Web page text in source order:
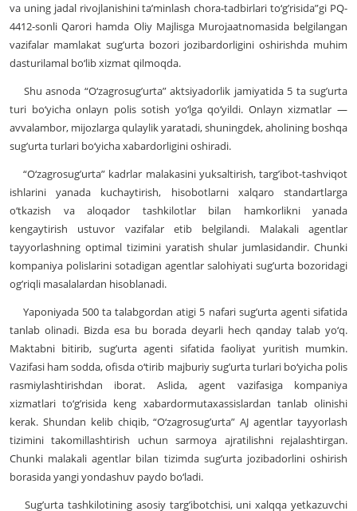
va uning jadal rivojlanishini ta’minlash chora-tadbirlari to‘g’risida”gi PQ-
4412-sonli Qarori hamda Oliy Majlisga Murojaatnomasida belgilangan
vazifalar mamlakat sug’urta bozori jozibardorligini oshirishda muhim
dasturilamal bo‘lib xizmat qilmoqda.
Shu asnoda “O‘zagrosug’urta” aktsiyadorlik jamiyatida 5 ta sug’urta
turi bo‘yicha onlayn polis sotish yo‘lga qo‘yildi. Onlayn xizmatlar —
avvalambor, mijozlarga qulaylik yaratadi, shuningdek, aholining boshqa
sug’urta turlari bo‘yicha xabardorligini oshiradi.
“O‘zagrosug’urta” kadrlar malakasini yuksaltirish, targ’ibot-tashviqot
ishlarini yanada kuchaytirish, hisobotlarni xalqaro standartlarga
o‘tkazish va aloqador tashkilotlar bilan hamkorlikni yanada
kengaytirish ustuvor vazifalar etib belgilandi. Malakali agentlar
tayyorlashning optimal tizimini yaratish shular jumlasidandir. Chunki
kompaniya polislarini sotadigan agentlar salohiyati sug’urta bozoridagi
og’riqli masalalardan hisoblanadi.
Yaponiyada 500 ta talabgordan atigi 5 nafari sug’urta agenti sifatida
tanlab olinadi. Bizda esa bu borada deyarli hech qanday talab yo‘q.
Maktabni bitirib, sug’urta agenti sifatida faoliyat yuritish mumkin.
Vazifasi ham sodda, ofisda o‘tirib majburiy sug’urta turlari bo‘yicha polis
rasmiylashtirishdan iborat. Aslida, agent vazifasiga kompaniya
xizmatlari to‘g’risida keng xabardormutaxassislardan tanlab olinishi
kerak. Shundan kelib chiqib, “O‘zagrosug’urta” AJ agentlar tayyorlash
tizimini takomillashtirish uchun sarmoya ajratilishni rejalashtirgan.
Chunki malakali agentlar bilan tizimda sug’urta jozibadorlini oshirish
borasida yangi yondashuv paydo bo‘ladi.
Sug’urta tashkilotining asosiy targ’ibotchisi, uni xalqqa yetkazuvchi